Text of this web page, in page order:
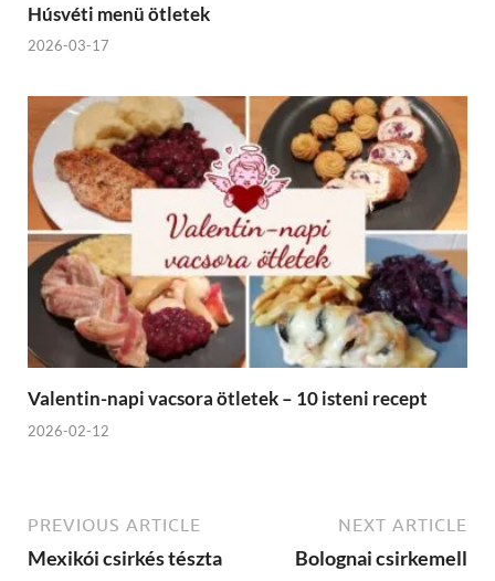
Húsvéti menü ötletek
2026-03-17
Valentin-napi vacsora ötletek – 10 isteni recept
2026-02-12
PREVIOUS ARTICLE
Mexikói csirkés tészta
NEXT ARTICLE
Bolognai csirkemell